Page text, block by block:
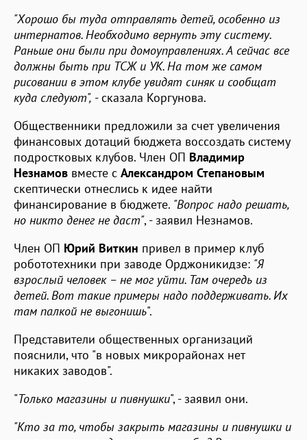
"Хорошо бы туда отправлять детей, особенно из
интернатов. Необходимо вернуть эту систему.
Раньше они были при домоуправлениях. А сейчас все
должны быть при ТСЖ и УК. На том же самом
рисовании в этом клубе увидят синяк и сообщат
куда следуют", - сказала Коргунова.
Общественники предложили за счет увеличения
финансовых дотаций бюджета воссоздать систему
подростковых клубов. Член ОП Владимир
Незнамов вместе с Александром Степановым
скептически отнеслись к идее найти
финансирование в бюджете. "Вопрос надо решать,
но никто денег не даст", - заявил Незнамов.
Член ОП Юрий Виткин привел в пример клуб
робототехники при заводе Орджоникидзе: "Я
взрослый человек – не мог уйти. Там очередь из
детей. Вот такие примеры надо поддерживать. Их
там палкой не выгонишь".
Представители общественных организаций
пояснили, что "в новых микрорайонах нет
никаких заводов".
"Только магазины и пивнушки", - заявил они.
"Кто за то, чтобы закрыть магазины и пивнушки и